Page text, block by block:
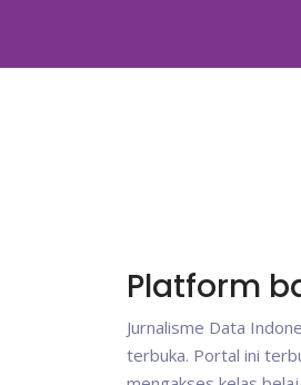
Platform
Jurnalisme Data
terbuka. Portal ini